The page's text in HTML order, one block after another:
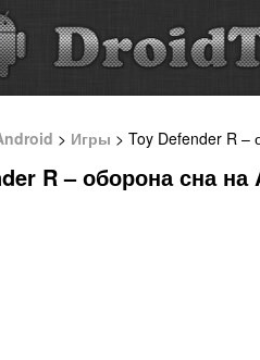
> Игры > Toy Defender R
R – оборона сна на